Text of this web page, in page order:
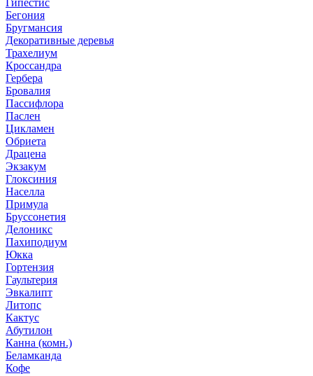
Гипестис
Бегония
Бругмансия
Декоративные деревья
Трахелиум
Кроссандра
Гербера
Бровалия
Пассифлора
Паслен
Цикламен
Обриета
Драцена
Экзакум
Глоксиния
Населла
Примула
Бруссонетия
Делоникс
Пахиподиум
Юкка
Гортензия
Гаультерия
Эвкалипт
Литопс
Кактус
Абутилон
Канна (комн.)
Беламканда
Кофе